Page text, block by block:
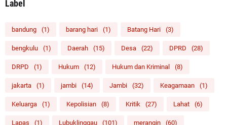
Label
bandung (1) barang hari (1) Batang Hari (3)
bengkulu (1) Daerah (15) Desa (22) DPRD (28)
DRPD (1) Hukum (12) Hukum dan Kriminal (8)
jakarta (1) jambi (14) Jambi (32) Keagamaan (1)
Keluarga (1) Kepolisian (8) Kritik (27) Lahat (6)
Lapas (1) Lubuklinggau (101) merangin (60)